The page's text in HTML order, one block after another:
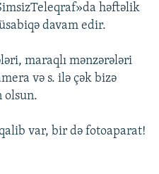
həftəlik
davam edir.
maraqlı mənzərələri
və s. ilə çək bizə
olsun.
var, bir də fotoaparat!